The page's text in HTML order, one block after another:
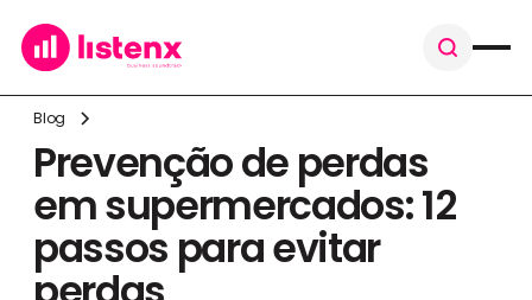
Blog
Prevenção de perdas
em supermercados: 12
passos para evitar